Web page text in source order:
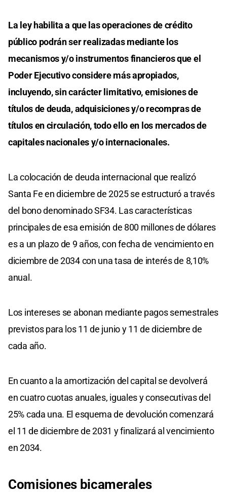
La ley habilita a que las operaciones de crédito
público podrán ser realizadas mediante los
mecanismos y/o instrumentos financieros que el
Poder Ejecutivo considere más apropiados,
incluyendo, sin carácter limitativo, emisiones de
títulos de deuda, adquisiciones y/o recompras de
títulos en circulación, todo ello en los mercados de
capitales nacionales y/o internacionales.
La colocación de deuda internacional que realizó
Santa Fe en diciembre de 2025 se estructuró a través
del bono denominado SF34. Las características
principales de esa emisión de 800 millones de dólares
es a un plazo de 9 años, con fecha de vencimiento en
diciembre de 2034 con una tasa de interés de 8,10%
anual.
Los intereses se abonan mediante pagos semestrales
previstos para los 11 de junio y 11 de diciembre de
cada año.
En cuanto a la amortización del capital se devolverá
en cuatro cuotas anuales, iguales y consecutivas del
25% cada una. El esquema de devolución comenzará
el 11 de diciembre de 2031 y finalizará al vencimiento
en 2034.
Comisiones bicamerales